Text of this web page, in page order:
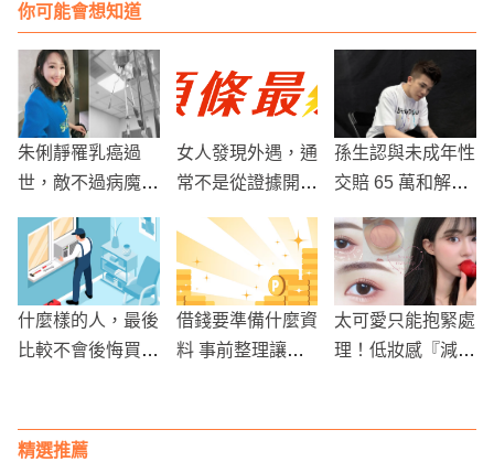
你可能會想知道
朱俐靜罹乳癌過
世，敵不過病魔，
女人發現外遇，通
常不是從證據開
始嗎?
孫生認與未成年性
交賠 65 萬和解
者會失控離場
什麼樣的人，最後
比較不會後悔買二
借錢要準備什麼資
料 事前整理讓流
太可愛只能抱緊處
理！低妝感『減齡
精選推薦